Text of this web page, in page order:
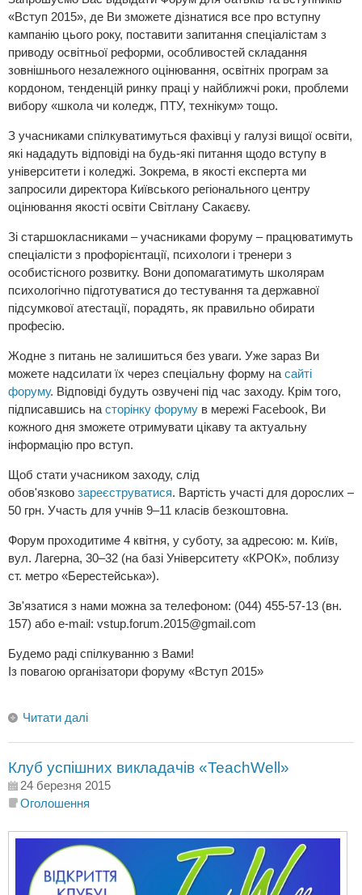
«Вступ 2015», де Ви зможете дізнатися все про вступну
кампанію цього року, поставити запитання спеціалістам з
приводу освітньої реформи, особливостей складання
зовнішнього незалежного оцінювання, освітніх програм за
кордоном, тенденцій ринку праці у найближчі роки, проблеми
вибору «школа чи коледж, ПТУ, технікум» тощо.
З учасниками спілкуватимуться фахівці у галузі вищої освіти,
які нададуть відповіді на будь-які питання щодо вступу в
університети і коледжі. Зокрема, в якості експерта ми
запросили директора Київського регіонального центру
оцінювання якості освіти Світлану Сакаєву.
Зі старшокласниками – учасниками форуму – працюватимуть
спеціалісти з профорієнтації, психологи і тренери з
особистісного розвитку. Вони допомагатимуть школярам
психологічно підготуватися до тестування та державної
підсумкової атестації, порадять, як правильно обирати
професію.
Жодне з питань не залишиться без уваги. Уже зараз Ви
можете надсилати їх через спеціальну форму на сайті
форуму. Відповіді будуть озвучені під час заходу. Крім того,
підписавшись на сторінку форуму в мережі Facebook, Ви
кожного дня зможете отримувати цікаву та актуальну
інформацію про вступ.
Щоб стати учасником заходу, слід
обов'язково зареєструватися. Вартість участі для дорослих –
50 грн. Участь для учнів 9–11 класів безкоштовна.
Форум проходитиме 4 квітня, у суботу, за адресою: м. Київ,
вул. Лагерна, 30–32 (на базі Університету «КРОК», поблизу
ст. метро «Берестейська»).
Зв'язатися з нами можна за телефоном: (044) 455-57-13 (вн.
157) або e-mail: vstup.forum.2015@gmail.com
Будемо раді спілкуванню з Вами!
Із повагою організатори форуму «Вступ 2015»
Читати далі
Клуб успішних викладачів «TeachWell»
24 березня 2015
Оголошення